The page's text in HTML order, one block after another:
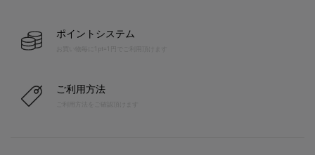
ポイントシステム
お買い物毎に1pt=1円でご利用頂けます
ご利用方法